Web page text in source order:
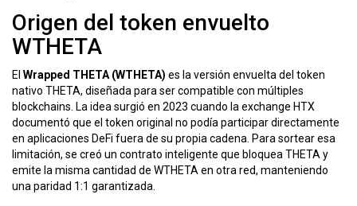
Origen del token envuelto
WTHETA
El Wrapped THETA (WTHETA) es la versión envuelta del token
nativo THETA, diseñada para ser compatible con múltiples
blockchains . La idea surgió en 2023 cuando la exchange HTX
documentó que el token original no podía participar directamente
en aplicaciones DeFi fuera de su propia cadena. Para sortear esa
limitación, se creó un contrato inteligente que bloquea THETA y
emite la misma cantidad de WTHETA en otra red, manteniendo
una paridad 1:1 garantizada.